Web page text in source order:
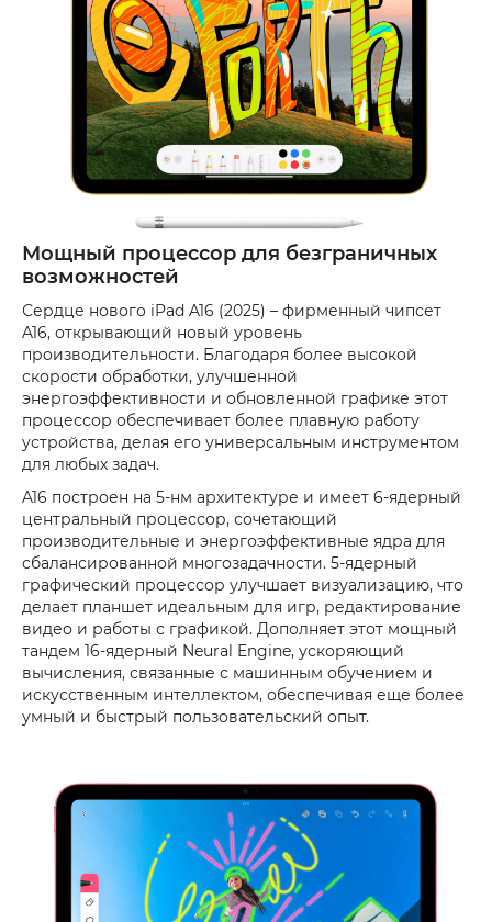
Мощный процессор для безграничных
возможностей
Сердце нового iPad A16 (2025) – фирменный чипсет
A16, открывающий новый уровень
производительности. Благодаря более высокой
скорости обработки, улучшенной
энергоэффективности и обновленной графике этот
процессор обеспечивает более плавную работу
устройства, делая его универсальным инструментом
для любых задач.
A16 построен на 5-нм архитектуре и имеет 6-ядерный
центральный процессор, сочетающий
производительные и энергоэффективные ядра для
сбалансированной многозадачности. 5-ядерный
графический процессор улучшает визуализацию, что
делает планшет идеальным для игр, редактирование
видео и работы с графикой. Дополняет этот мощный
тандем 16-ядерный Neural Engine, ускоряющий
вычисления, связанные с машинным обучением и
искусственным интеллектом, обеспечивая еще более
умный и быстрый пользовательский опыт.